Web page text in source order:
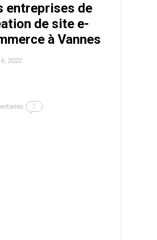
entreprises de
de site e-
à Vannes
2022
2